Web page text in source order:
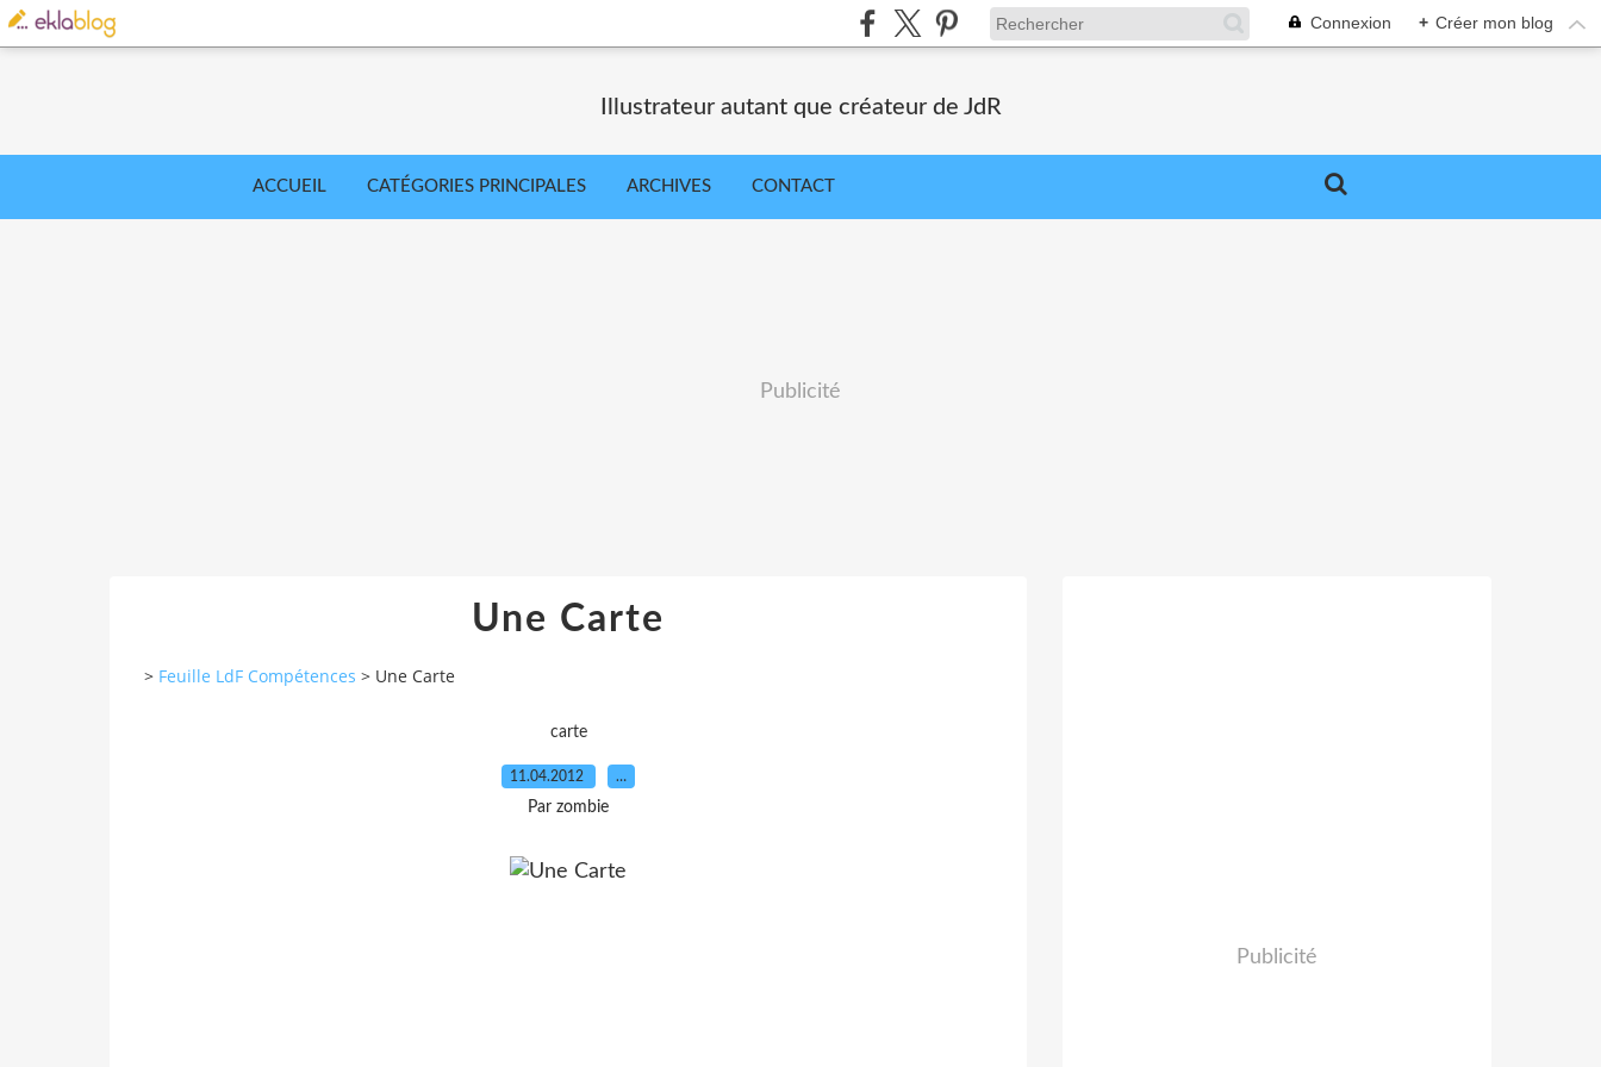
Connexion + Créer mon blog
Illustrateur autant que créateur de JdR
ACCUEIL CATÉGORIES PRINCIPALES ARCHIVES CONTACT
Publicité
Une Carte
> Feuille LdF Compétences > Une Carte
carte
11.04.2012 …
Par zombie
Publicité